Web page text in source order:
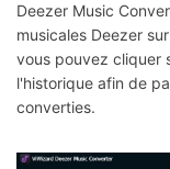
Deezer Music
musicales Deezer
vous pouvez cliquer
l'historique afin de
converties.